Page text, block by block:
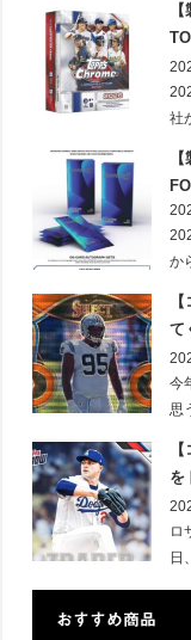
社
か
て
ム
今
思
を
で
の
ロ
日
おすすめ商品